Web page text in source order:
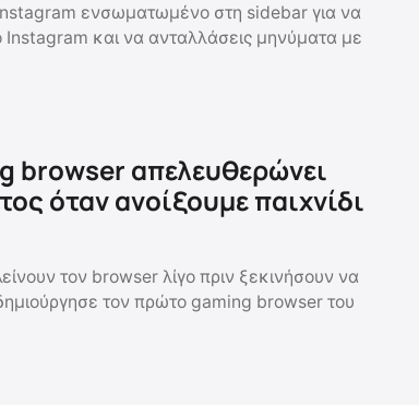
ενσωματωμένο στη sidebar για να
και να ανταλλάσεις μηνύματα με
browser απελευθερώνει
όταν ανοίξουμε παιχνίδι
τον browser λίγο πριν ξεκινήσουν να
τον πρώτο gaming browser του